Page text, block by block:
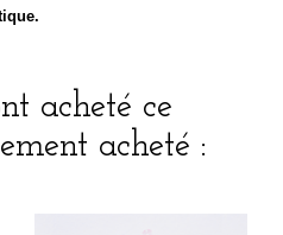
acheté ce
acheté :